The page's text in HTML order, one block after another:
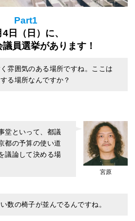
Part1
日（日）に、
員選挙があります！
雰囲気のある場所ですね。ここは
る場所なんですか？
宮原
堂といって、都議
都の予算の使い道
議論して決める場
数の椅子が並んでるんですね。